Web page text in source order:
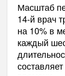
Масштаб
14-й врач
на 10% в
каждый